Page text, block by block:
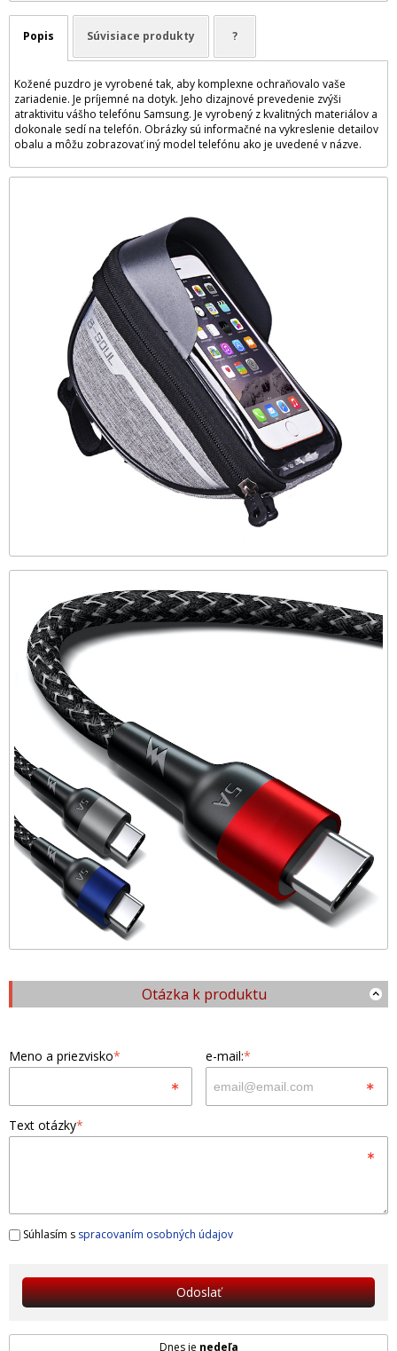
Popis Súvisiace produkty ?
Kožené puzdro je vyrobené tak, aby komplexne ochraňovalo vaše
zariadenie. Je príjemné na dotyk. Jeho dizajnové prevedenie zvýši
atraktivitu vášho telefónu Samsung. Je vyrobený z kvalitných materiálov a
dokonale sedí na telefón. Obrázky sú informačné na vykreslenie detailov
obalu a môžu zobrazovať iný model telefónu ako je uvedené v názve.
Otázka k produktu
Meno a priezvisko* e-mail:*
Text otázky*
Súhlasím s spracovaním osobných údajov
Odoslať
Dnes je nedeľa